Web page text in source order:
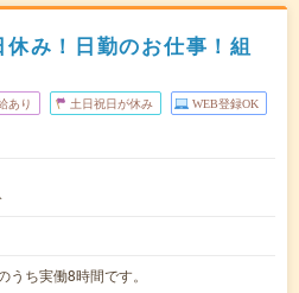
み！日勤のお仕事！組
あり 土日祝日が休み WEB登録OK
ち実働8時間です。